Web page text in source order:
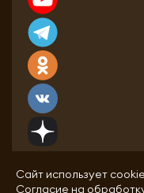
Сайт использует
Согласие на